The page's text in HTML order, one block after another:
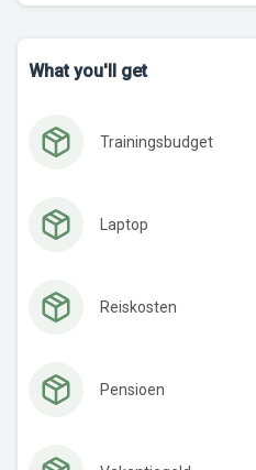
What you'll get
Trainingsbudget
Laptop
Reiskosten
Pensioen